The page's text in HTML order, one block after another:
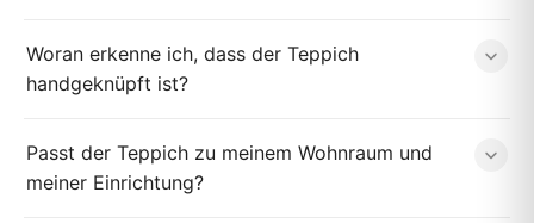
Woran erkenne ich, dass der Teppich
handgeknüpft ist?
Passt der Teppich zu meinem Wohnraum und
meiner Einrichtung?